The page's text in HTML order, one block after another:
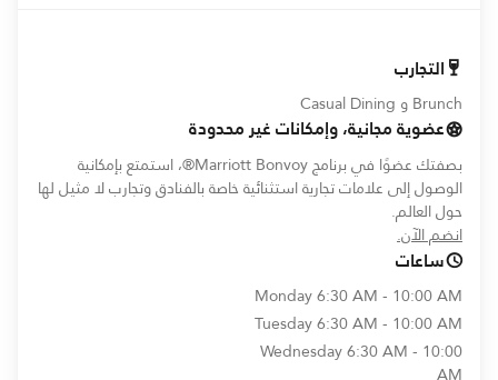
التجارب
Brunch و Casual Dining
عضوية مجانية، وإمكانات غير محدودة
بصفتك عضوًا في برنامج Marriott Bonvoy®، استمتع بإمكانية
الوصول إلى علامات تجارية استثنائية خاصة بالفنادق وتجارب لا مثيل لها
حول العالم.
انضم الآن.
ساعات
Monday6:30 AM - 10:00 AM
Tuesday6:30 AM - 10:00 AM
Wednesday6:30 AM - 10:00